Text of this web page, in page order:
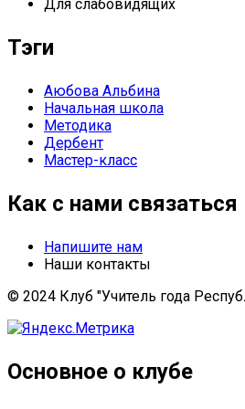
Для слабовидящих
Тэги
Аюбова Альбина
Начальная школа
Методика
Дербент
Мастер-класс
Как с нами связаться
Напишите нам
Наши контакты
© 2024 Клуб "Учитель года
Основное о клубе